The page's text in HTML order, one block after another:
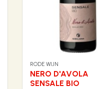
RODE WIJN
NERO D'AVOLA
SENSALE BIO